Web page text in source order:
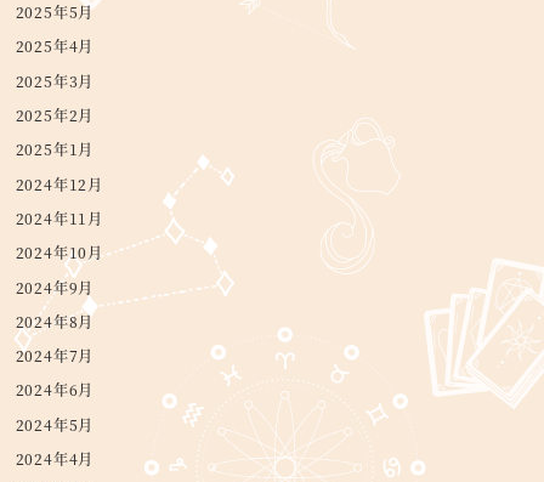
2025年5月
2025年4月
2025年3月
2025年2月
2025年1月
2024年12月
2024年11月
2024年10月
2024年9月
2024年8月
2024年7月
2024年6月
2024年5月
2024年4月